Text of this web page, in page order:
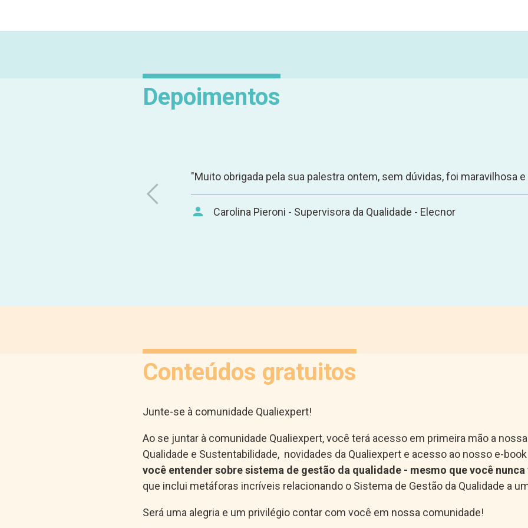
Depoimentos
"Muito obrigada pela sua palestra ontem, sem dúvidas, foi maravilhosa
Carolina Pieroni - Supervisora da Qualidade - Elecnor
Conteúdos gratuitos
Junte-se à comunidade Qualiexpert!
Ao se juntar à comunidade Qualiexpert, você terá acesso em primeira mão a
Qualidade e Sustentabilidade, novidades da Qualiexpert e acesso ao nosso e-
você entender sobre sistema de gestão da qualidade - mesmo que você nunca
que inclui metáforas incríveis relacionando o Sistema de Gestão da Qualidade a
Será uma alegria e um privilégio contar com você em nossa comunidade!